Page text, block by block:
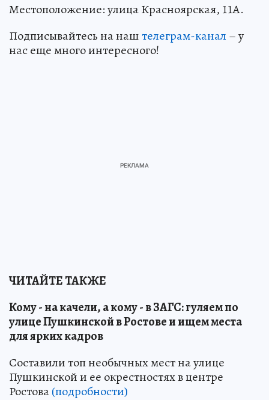
Местоположение: улица Красноярская, 11А.
Подписывайтесь на наштелеграм-канал – у
нас еще много интересного!
ЧИТАЙТЕ ТАКЖЕ
Кому - на качели, а кому - в ЗАГС: гуляем по
улице Пушкинской в Ростове и ищем места
для ярких кадров
Составили топ необычных мест на улице
Пушкинской и ее окрестностях в центре
Ростова(подробности)